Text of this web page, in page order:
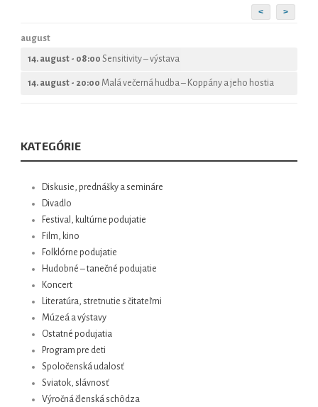
< >
august
14. august - 08:00 Sensitivity – výstava
14. august - 20:00 Malá večerná hudba – Koppány a jeho hostia
KATEGÓRIE
Diskusie, prednášky a semináre
Divadlo
Festival, kultúrne podujatie
Film, kino
Folklórne podujatie
Hudobné – tanečné podujatie
Koncert
Literatúra, stretnutie s čitateľmi
Múzeá a výstavy
Ostatné podujatia
Program pre deti
Spoločenská udalosť
Sviatok, slávnosť
Výročná členská schôdza